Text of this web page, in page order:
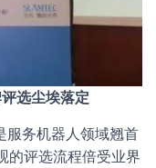
选尘埃落定
服务机器人领域翘首
的评选流程倍受业界